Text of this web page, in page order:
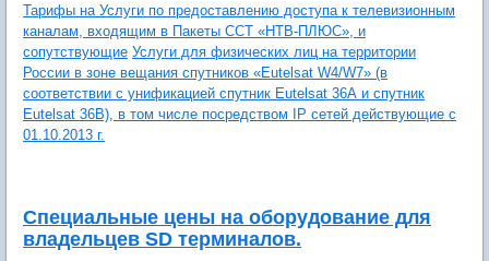
Тарифы на Услуги по предоставлению доступа к телевизионным
каналам, входящим в Пакеты ССТ «НТВ-ПЛЮС», и
сопутствующие Услуги для физических лиц на территории
России в зоне вещания спутников «Eutelsat W4/W7» (в
соответствии с унификацией спутник Eutelsat 36А и спутник
Eutelsat 36В), в том числе посредством IP сетей действующие с
01.10.2013 г.
Специальные цены на оборудование для
владельцев SD терминалов.